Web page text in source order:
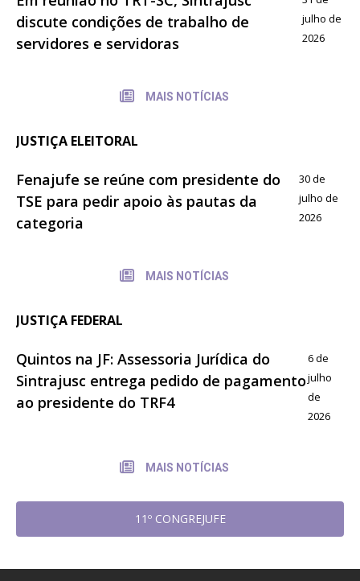
discute condições de trabalho de
servidores e servidoras
julho de
2026
MAIS NOTÍCIAS
JUSTIÇA ELEITORAL
Fenajufe se reúne com presidente do
TSE para pedir apoio às pautas da
categoria
30 de
julho de
2026
MAIS NOTÍCIAS
JUSTIÇA FEDERAL
Quintos na JF: Assessoria Jurídica do
Sintrajusc entrega pedido de pagamento
ao presidente do TRF4
6 de
julho
de
2026
MAIS NOTÍCIAS
11º CONGREJUFE